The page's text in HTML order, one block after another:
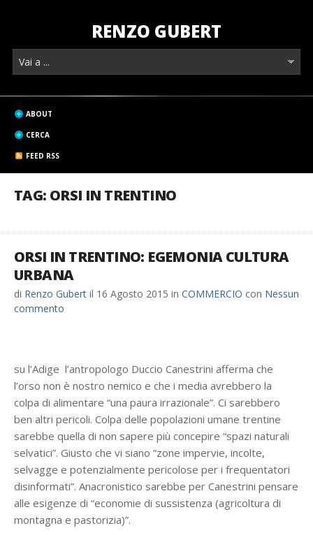
RENZO GUBERT
ABOUT
CERCA
FEED RSS
TAG: ORSI IN TRENTINO
ORSI IN TRENTINO: EGEMONIA CULTURA
URBANA
di Renzo Gubert il 16 Agosto 2015 in COMMERCIO con Nessun
commento
su l’Adige l’antropologo Duccio Canestrini afferma che
l’orso non è nostro nemico e che i media avrebbero la
colpa di alimentare “una paura irrazionale”. Ci sarebbero
ben altri pericoli. Colpa delle popolazioni umane trentine
sarebbe quella di non sapere più concepire “spazi naturali
selvatici”. Giusto che vi siano “zone impervie, incolte,
selvagge e potenzialmente pericolose per i frequentatori
disinformati”. Anacronistico sarebbe per Canestrini pensare
alle esigenze di “economie di sussistenza (agricoltura di
montagna e pastorizia)”.